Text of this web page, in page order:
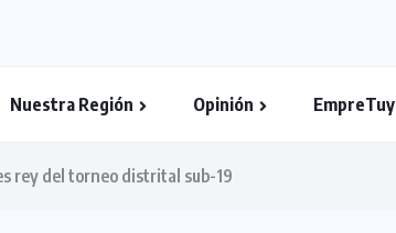
Nuestra Región Opinión EmpreTuy
rey del torneo distrital sub-19